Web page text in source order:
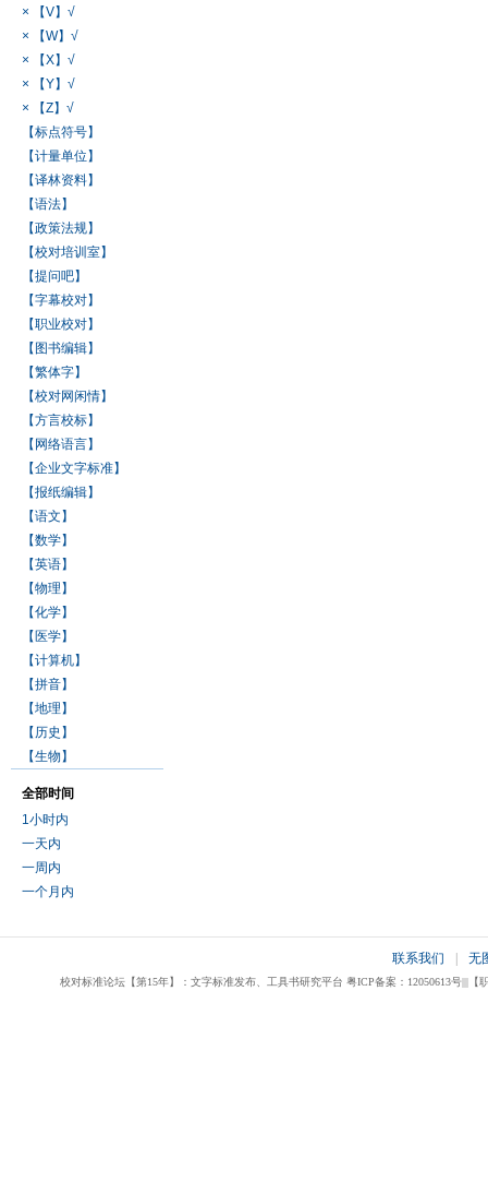
× 【V】√
× 【W】√
× 【X】√
× 【Y】√
× 【Z】√
【标点符号】
【计量单位】
【译林资料】
【语法】
【政策法规】
【校对培训室】
【提问吧】
【字幕校对】
【职业校对】
【图书编辑】
【繁体字】
【校对网闲情】
【方言校标】
【网络语言】
【企业文字标准】
【报纸编辑】
【语文】
【数学】
【英语】
【物理】
【化学】
【医学】
【计算机】
【拼音】
【地理】
【历史】
【生物】
全部时间
1小时内
一天内
一周内
一个月内
联系我们 无
校对标准论坛【第15年】：文字标准发布、工具书研究平台 粤ICP备案：12050613号|||【